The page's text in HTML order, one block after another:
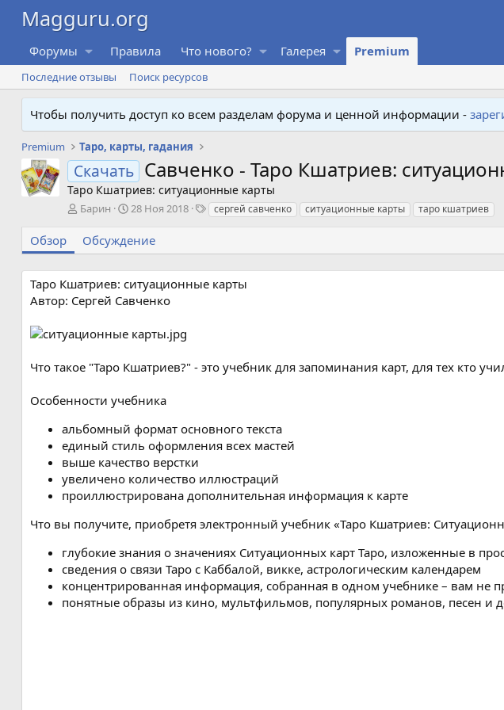
Форумы Правила Что нового? Галерея Premium
Последние отзывы Поиск ресурсов
Чтобы получить доступ ко всем разделам форума и ценной информации -
Premium Таро, карты, гадания
Скачать Савченко - Таро Кшатриев:
Таро Кшатриев: ситуационные карты
А
т
о
Барин
Д
т
а
о
д
н
я
28 Ноя 2018
Т
и
сергей савченко ситуационные карты таро кшатриев
Обзор Обсуждение
Таро Кшатриев: ситуационные карты
Автор: Сергей Савченко
Что такое "Таро Кшатриев?" - это учебник для запоминания карт, для тех кто
Особенности учебника
альбомный формат основного текста
единый стиль оформления всех мастей
выше качество верстки
увеличено количество иллюстраций
проиллюстрирована дополнительная информация к карте
Что вы получите, приобретя электронный учебник «Таро Кшатриев:
глубокие знания о значениях Ситуационных карт Таро, изложенные в
сведения о связи Таро с Каббалой, викке, астрологическим календарем
концентрированная информация, собранная в одном учебнике – вам не
понятные образы из кино, мультфильмов, популярных романов, песен и